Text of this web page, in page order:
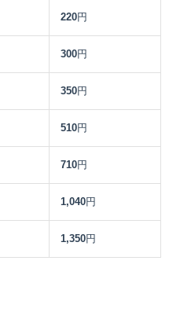
220円
300円
350円
510円
710円
1,040円
1,350円